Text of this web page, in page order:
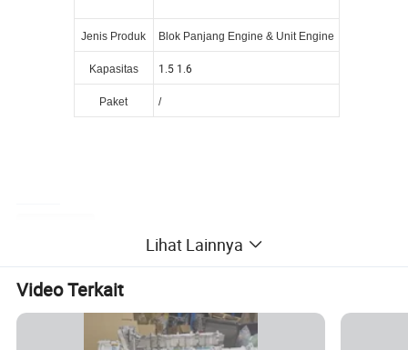
Jenis Produk Blok Panjang Engine & Unit Engine
Kapasitas 1.5 1.6
Paket /
Lihat Lainnya
Video Terkait